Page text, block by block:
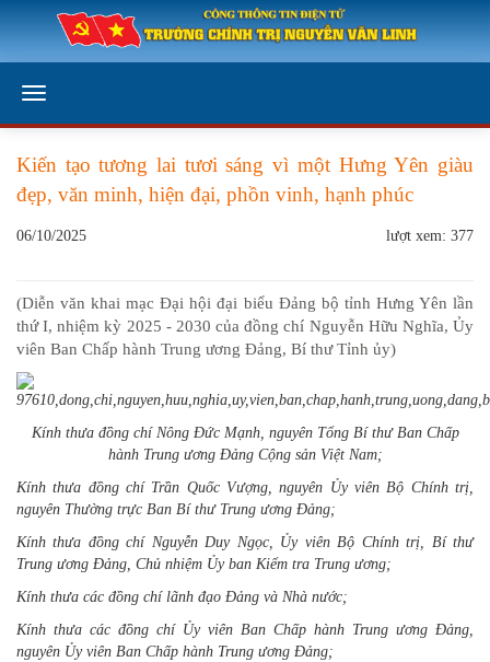
Kiến tạo tương lai tươi sáng vì một Hưng Yên giàu
đẹp, văn minh, hiện đại, phồn vinh, hạnh phúc
06/10/2025 lượt xem: 377
(Diễn văn khai mạc Đại hội đại biểu Đảng bộ tỉnh Hưng Yên lần
thứ I, nhiệm kỳ 2025 - 2030 của đồng chí Nguyễn Hữu Nghĩa, Ủy
viên Ban Chấp hành Trung ương Đảng, Bí thư Tỉnh ủy)
Kính thưa đồng chí Nông Đức Mạnh, nguyên Tổng Bí thư Ban Chấp
hành Trung ương Đảng Cộng sản Việt Nam;
Kính thưa đồng chí Trần Quốc Vượng, nguyên Ủy viênBộ Chính trị,
nguyên Thường trực Ban Bí thư Trung ương Đảng;
Kính thưa đồng chí Nguyễn Duy Ngọc, Ủy viênBộ Chính trị, Bí thư
Trung ương Đảng, Chủ nhiệm Ủy ban Kiểm tra Trung ương;
Kính thưa các đồng chí lãnh đạo Đảng và Nhà nước;
Kính thưa các đồng chíỦy viên Ban Chấp hành Trung ương Đảng,
nguyên Ủy viên Ban Chấp hành Trung ương Đảng;